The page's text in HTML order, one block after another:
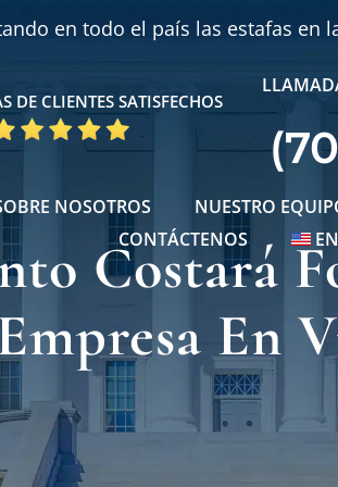
en todo el país las estafas en
DE CLIENTES SATISFECHOS
NOSOTROS NUESTRO
CONTÁCTENOS
Costará
En